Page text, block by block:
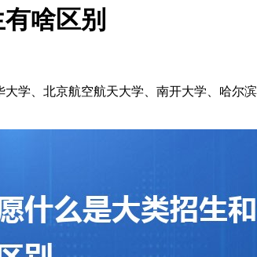
啥区别
学、北京航空航天大学、南开大学、哈尔